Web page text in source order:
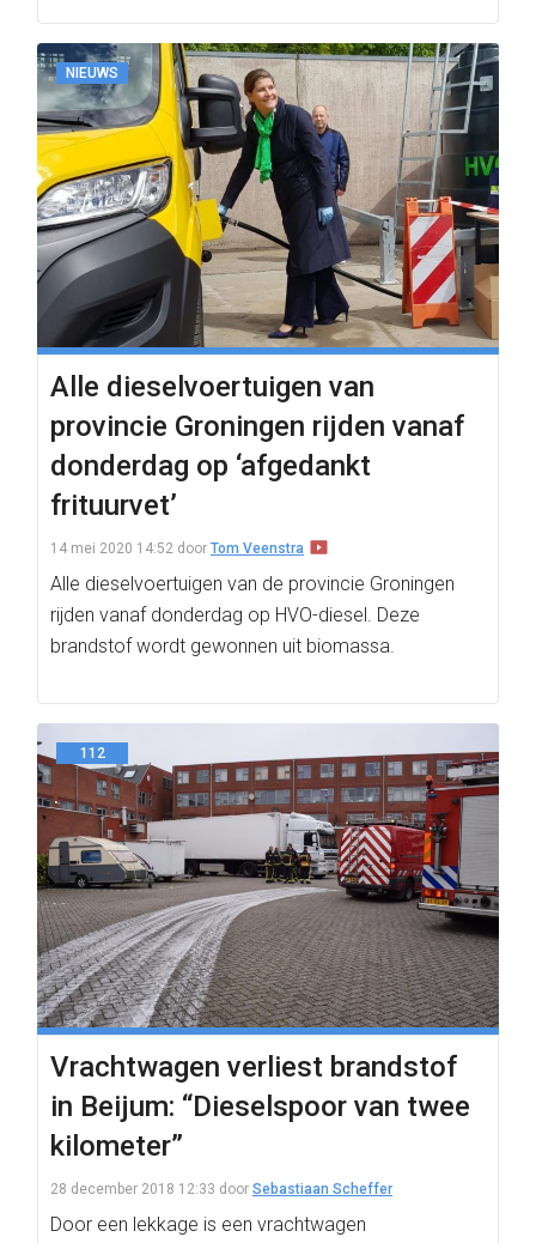
NIEUWS
Alle dieselvoertuigen van
provincie Groningen rijden vanaf
donderdag op ‘afgedankt
frituurvet’
14 mei 2020 14:52 door Tom Veenstra
Alle dieselvoertuigen van de provincie Groningen
rijden vanaf donderdag op HVO-diesel. Deze
brandstof wordt gewonnen uit biomassa.
112
Vrachtwagen verliest brandstof
in Beijum: “Dieselspoor van twee
kilometer”
28 december 2018 12:33 door Sebastiaan Scheffer
Door een lekkage is een vrachtwagen